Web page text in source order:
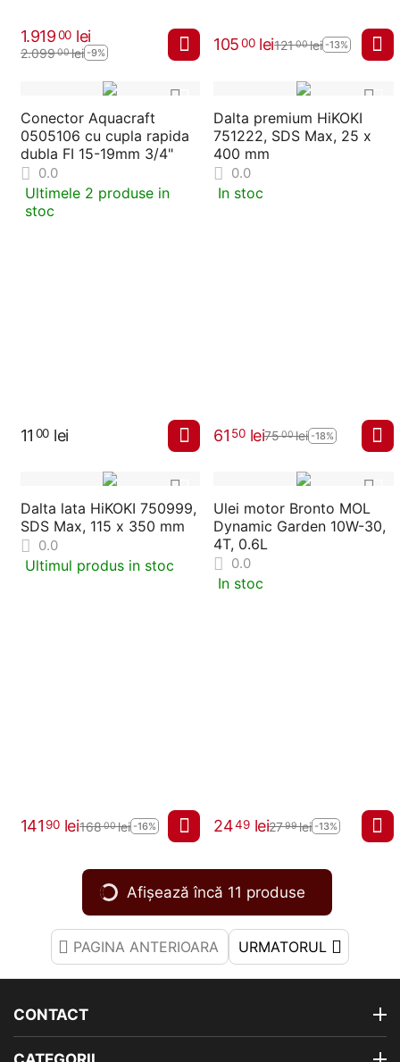
1.91900 lei
2.09900lei -9% 10500 lei12100lei -13%
Conector Aquacraft
0505106 cu cupla rapida
dubla FI 15-19mm 3/4"
0.0
Ultimele 2 produse in
stoc
11 00 lei
Dalta premium HiKOKI
751222, SDS Max, 25 x
400 mm
0.0
In stoc
61 50 lei7500lei -18%
Dalta lata HiKOKI 750999,
SDS Max, 115 x 350 mm
0.0
Ultimul produs in stoc
141 90 lei16800lei -16%
Ulei motor Bronto MOL
Dynamic Garden 10W-30,
4T, 0.6L
0.0
In stoc
2449 lei2799lei -13%
Afișează încă 11 produse
PAGINA ANTERIOARA URMATORUL
CONTACT